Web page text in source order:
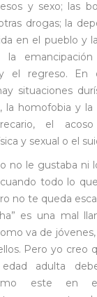
y sexo; las
drogas; la
en el pueblo y
la
el regreso. En
situaciones
la homofobia y la
el
y sexual o el
no le gustaba ni
todo lo
no te queda
es una mal
va de
Pero yo creo
edad adulta
este en